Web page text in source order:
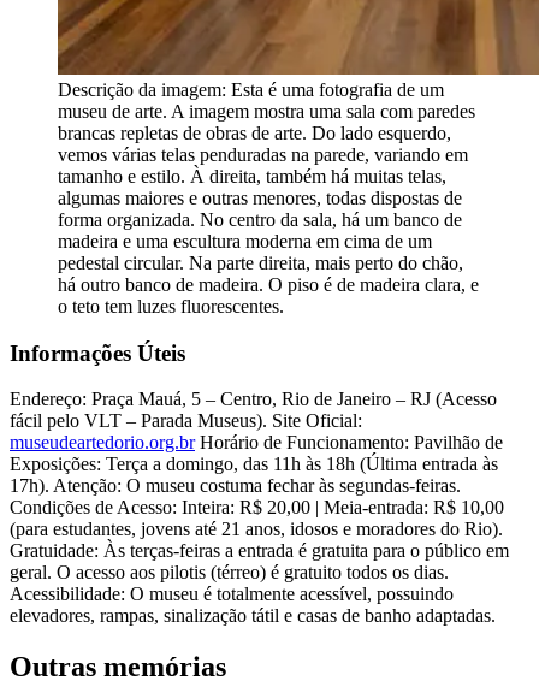
Descrição da imagem: Esta é uma fotografia de um
museu de arte. A imagem mostra uma sala com paredes
brancas repletas de obras de arte. Do lado esquerdo,
vemos várias telas penduradas na parede, variando em
tamanho e estilo. À direita, também há muitas telas,
algumas maiores e outras menores, todas dispostas de
forma organizada. No centro da sala, há um banco de
madeira e uma escultura moderna em cima de um
pedestal circular. Na parte direita, mais perto do chão,
há outro banco de madeira. O piso é de madeira clara, e
o teto tem luzes fluorescentes.
Informações Úteis
Endereço: Praça Mauá, 5 – Centro, Rio de Janeiro – RJ (Acesso
fácil pelo VLT – Parada Museus). Site Oficial:
museudeartedorio.org.br Horário de Funcionamento: Pavilhão de
Exposições: Terça a domingo, das 11h às 18h (Última entrada às
17h). Atenção: O museu costuma fechar às segundas-feiras.
Condições de Acesso: Inteira: R$ 20,00 | Meia-entrada: R$ 10,00
(para estudantes, jovens até 21 anos, idosos e moradores do Rio).
Gratuidade: Às terças-feiras a entrada é gratuita para o público em
geral. O acesso aos pilotis (térreo) é gratuito todos os dias.
Acessibilidade: O museu é totalmente acessível, possuindo
elevadores, rampas, sinalização tátil e casas de banho adaptadas.
Outras memórias